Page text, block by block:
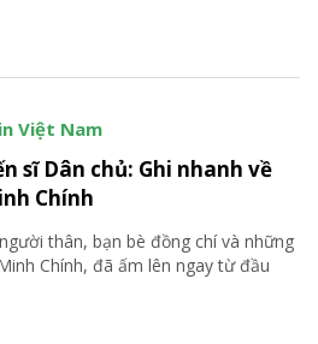
Việt Nam
sĩ Dân chủ: Ghi nhanh về
Chính
thân, bạn bè đồng chí và những
Chính, đã ấm lên ngay từ đầu